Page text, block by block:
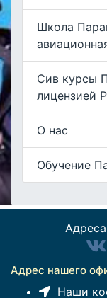
Школа
Сив курсы
лицензией
О нас
Обучение
Адрес нашего
Наши